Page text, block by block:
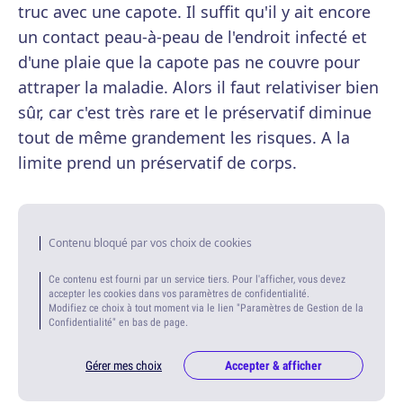
truc avec une capote. Il suffit qu'il y ait encore
un contact peau-à-peau de l'endroit infecté et
d'une plaie que la capote pas ne couvre pour
attraper la maladie. Alors il faut relativiser bien
sûr, car c'est très rare et le préservatif diminue
tout de même grandement les risques. A la
limite prend un préservatif de corps.
Contenu bloqué par vos choix de cookies
Ce contenu est fourni par un service tiers. Pour l'afficher, vous devez
accepter les cookies dans vos paramètres de confidentialité.
Modifiez ce choix à tout moment via le lien "Paramètres de Gestion de la
Confidentialité" en bas de page.
Gérer mes choix Accepter & afficher